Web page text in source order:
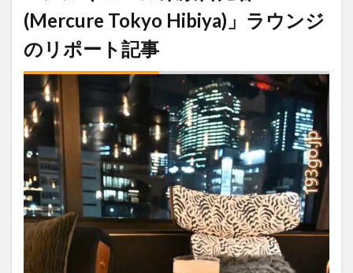
(Mercure Tokyo Hibiya)」ラウンジ
のリポート記事